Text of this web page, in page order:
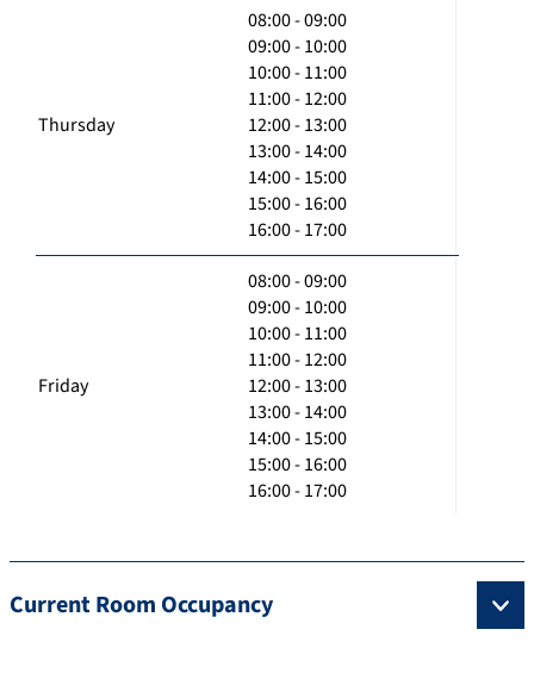
Thursday
08:00 - 09:00
09:00 - 10:00
10:00 - 11:00
11:00 - 12:00
12:00 - 13:00
13:00 - 14:00
14:00 - 15:00
15:00 - 16:00
16:00 - 17:00
Friday
08:00 - 09:00
09:00 - 10:00
10:00 - 11:00
11:00 - 12:00
12:00 - 13:00
13:00 - 14:00
14:00 - 15:00
15:00 - 16:00
16:00 - 17:00
Current Room Occupancy